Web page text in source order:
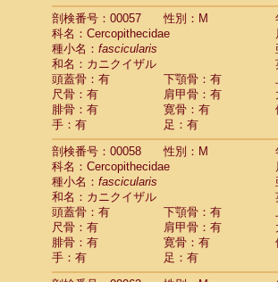
Cercopithecidae
Cercopithecidae
Cercopithecidae
Cercopithecidae
Cercopithecidae
Cercopithecidae
Cercopithecidae
Cercopithecidae
Cercopithecidae
Cercopithecidae
Cercopithecidae
Cercopithecidae
CercopithecidaeChlorocebus
Cercopithecidae
CercopithecidaeMiopithecus
Cercopithecidae
CercopithecidaeColobus
剖検番号：00057
性別：M
科名：Cercopithecidae
種小名： fascicularis
和名：カニクイザル
頭蓋骨：有
下顎骨：有
尺骨：有
肩甲骨：有
腓骨：有
寛骨：有
手：有
足：有
剖検番号：00058
性別：M
科名：Cercopithecidae
種小名： fascicularis
和名：カニクイザル
頭蓋骨：有
下顎骨：有
尺骨：有
肩甲骨：有
腓骨：有
寛骨：有
手：有
足：有